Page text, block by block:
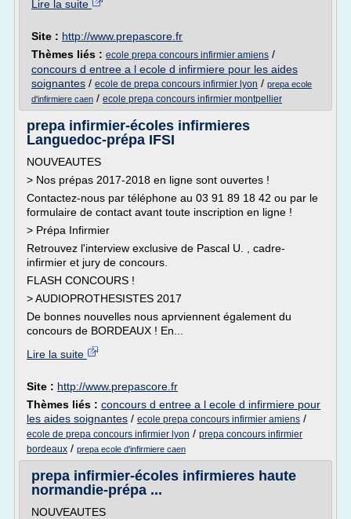
Lire la suite
Site : http://www.prepascore.fr
Thèmes liés : ecole prepa concours infirmier amiens /
concours d entree a l ecole d infirmiere pour les aides
soignantes / ecole de prepa concours infirmier lyon / prepa ecole
d'infirmiere caen / ecole prepa concours infirmier montpellier
prepa infirmier-écoles infirmieres
Languedoc-prépa IFSI
NOUVEAUTES
> Nos prépas 2017-2018 en ligne sont ouvertes !
Contactez-nous par téléphone au 03 91 89 18 42 ou par le
formulaire de contact avant toute inscription en ligne !
> Prépa Infirmier
Retrouvez l'interview exclusive de Pascal U. , cadre-
infirmier et jury de concours.
FLASH CONCOURS !
> AUDIOPROTHESISTES 2017
De bonnes nouvelles nous aprviennent également du
concours de BORDEAUX ! En...
Lire la suite
Site : http://www.prepascore.fr
Thèmes liés : concours d entree a l ecole d infirmiere pour
les aides soignantes / ecole prepa concours infirmier amiens /
ecole de prepa concours infirmier lyon / prepa concours infirmier
bordeaux / prepa ecole d'infirmiere caen
prepa infirmier-écoles infirmieres haute
normandie-prépa ...
NOUVEAUTES